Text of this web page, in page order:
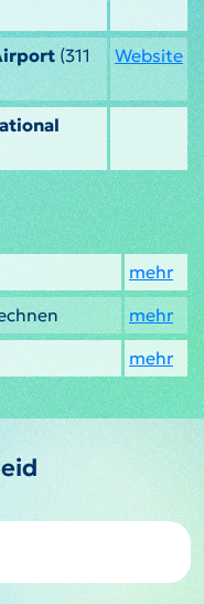
(311
Website
mehr
mehr
mehr